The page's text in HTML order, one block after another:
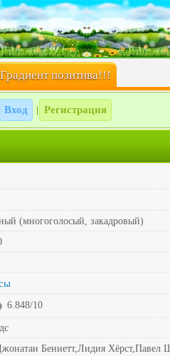
Градиент позитива!!!
Вход Регистрация
(многоголосый, закадровый)
6.848/10
Беннетт,Лидия Хёрст,Павел